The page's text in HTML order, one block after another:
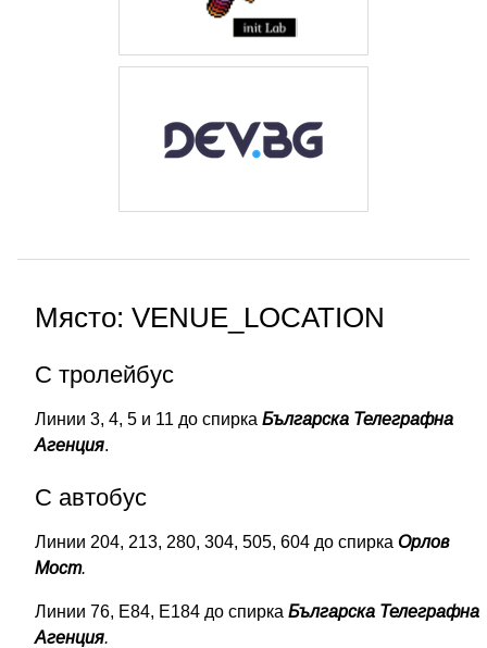
Място: VENUE_LOCATION
С тролейбус
Линии 3, 4, 5 и 11 до спирка Българска Телеграфна
Агенция.
С автобус
Линии 204, 213, 280, 304, 505, 604 до спирка Орлов
Мост.
Линии 76, Е84, Е184 до спирка Българска Телеграфна
Агенция.